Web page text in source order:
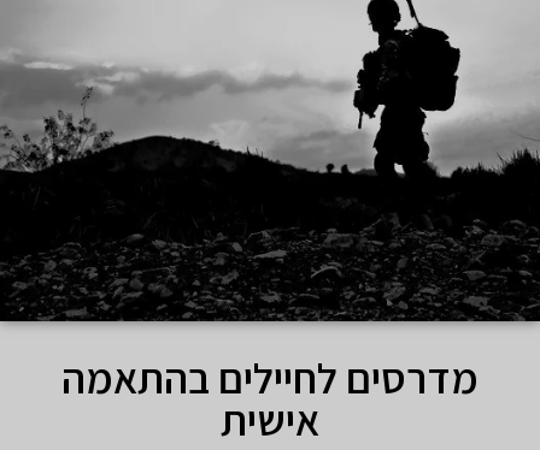
מדרסים לחיילים בהתאמה
אישית